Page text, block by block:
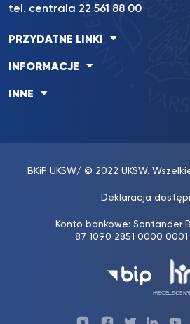
tel. centrala 22 561 88 00
PRZYDATNE LINKI
INFORMACJE
INNE
BKiP UKSW/ © 2022 UKSW.
Deklaracja
Konto bankowe: Santander
87 1090 2851 0000
Profil ProfilProfilProfil